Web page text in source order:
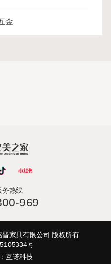
金
务热线
969
家具有限公司 版权所有
号
： 互诺科技